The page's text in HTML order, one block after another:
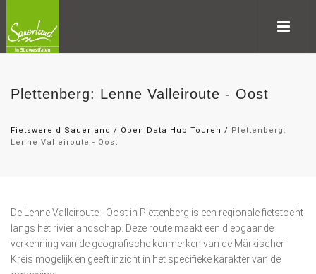
Plettenberg: Lenne Valleiroute - Oost
Fietswereld Sauerland / Open Data Hub Touren / Plettenberg:
Lenne Valleiroute - Oost
De Lenne Valleiroute - Oost in Plettenberg is een regionale fietstocht
langs het rivierlandschap. Deze route maakt een diepgaande
verkenning van de geografische kenmerken van de Märkischer
Kreis mogelijk en geeft inzicht in het specifieke karakter van de